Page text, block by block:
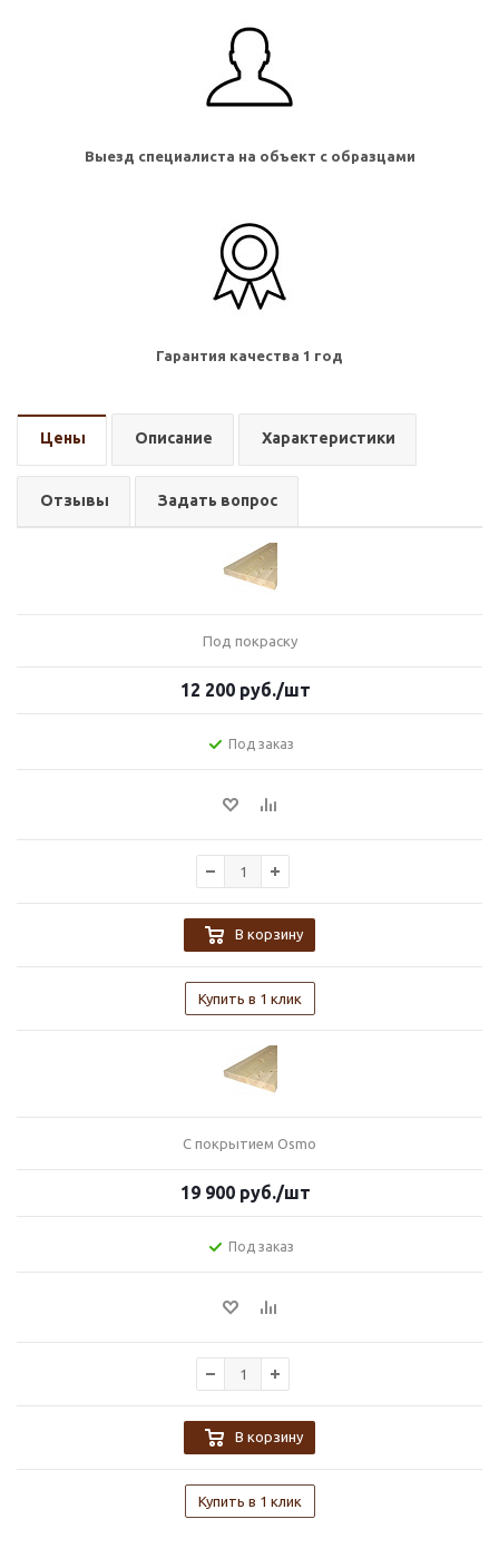
Выезд специалиста на объект с образцами
Гарантия качества 1 год
Цены Описание Характеристики
Отзывы Задать вопрос
Под покраску
12 200 руб./шт
Под заказ
В корзину
Купить в 1 клик
С покрытием Osmo
19 900 руб./шт
Под заказ
В корзину
Купить в 1 клик